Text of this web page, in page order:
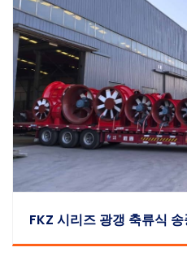
FKZ 시리즈 광갱 축류식